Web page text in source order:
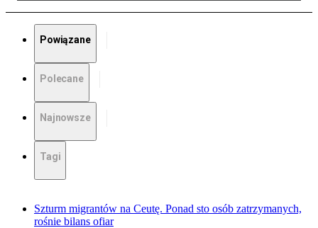
Powiązane
Polecane
Najnowsze
Tagi
Szturm migrantów na Ceutę. Ponad sto osób zatrzymanych,
rośnie bilans ofiar